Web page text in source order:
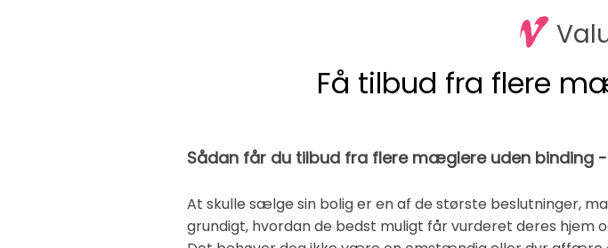
Få tilbud fra flere
Sådan får du tilbud fra flere mæglere uden binding
At skulle sælge sin bolig er en af de største beslutninger,
grundigt, hvordan de bedst muligt får vurderet deres